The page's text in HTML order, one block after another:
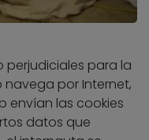
perjudiciales para la
por Internet,
envían las cookies
datos que